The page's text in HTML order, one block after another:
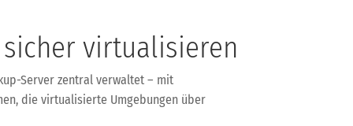
virtualisieren
Server zentral verwaltet – mit
die virtualisierte Umgebungen über